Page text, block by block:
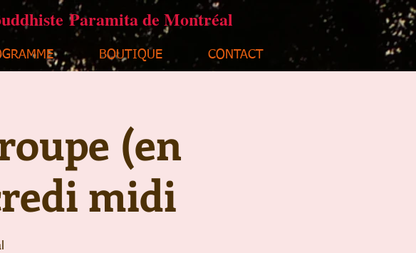
Paramita de Montréal
BOUTIQUE CONTACT
(en
midi